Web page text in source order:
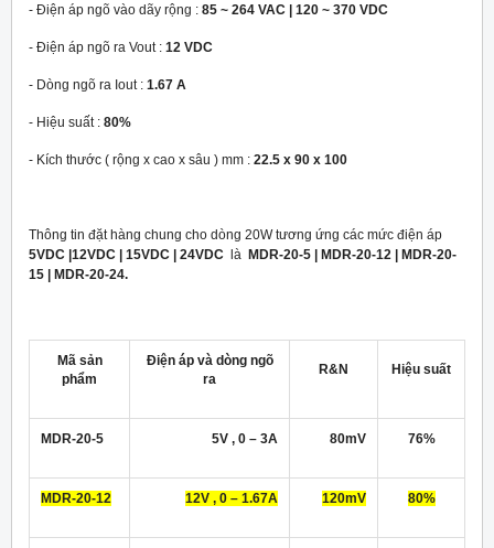
- Điện áp ngõ vào dãy rộng : 85 ~ 264 VAC | 120 ~ 370 VDC
- Điện áp ngõ ra Vout : 12 VDC
- Dòng ngõ ra Iout : 1.67 A
- Hiệu suất : 80%
- Kích thước ( rộng x cao x sâu ) mm : 22.5 x 90 x 100
Thông tin đặt hàng chung cho dòng 20W tương ứng các mức điện áp
5VDC |12VDC | 15VDC | 24VDC là MDR-20-5 | MDR-20-12 | MDR-20-
15 | MDR-20-24.
Mã sản
phẩm
Điện áp và dòng ngõ
ra
R&N Hiệu suất
MDR-20-5 5V , 0 – 3A 80mV 76%
MDR-20-12 12V , 0 – 1.67A 120mV 80%